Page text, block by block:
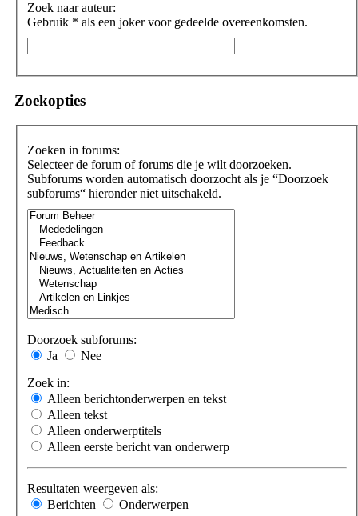
Zoek naar auteur:
Gebruik * als een joker voor gedeelde overeenkomsten.
Zoekopties
Zoeken in forums:
Selecteer de forum of forums die je wilt doorzoeken.
Subforums worden automatisch doorzocht als je “Doorzoek
subforums“ hieronder niet uitschakeld.
Doorzoek subforums:
Ja
Nee
Zoek in:
Alleen berichtonderwerpen en tekst
Alleen tekst
Alleen onderwerptitels
Alleen eerste bericht van onderwerp
Resultaten weergeven als:
Berichten
Onderwerpen